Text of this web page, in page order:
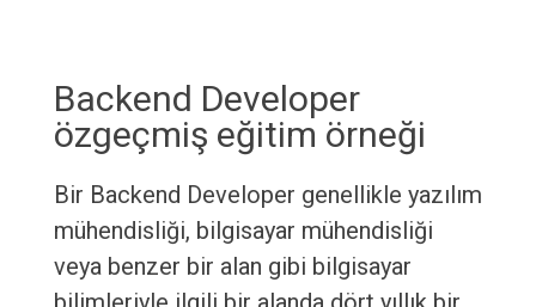
Backend Developer
özgeçmiş eğitim örneği
Bir Backend Developer genellikle yazılım
mühendisliği, bilgisayar mühendisliği
veya benzer bir alan gibi bilgisayar